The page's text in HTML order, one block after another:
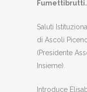
Fumettibrutti.
Saluti
di Ascoli
(Presidente
Insieme).
Introduce